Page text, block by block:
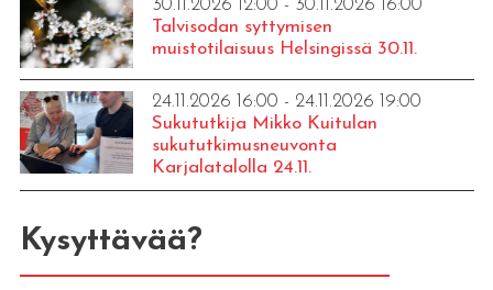
30.11.2026 12:00 - 30.11.2026 16:00
Talvisodan syttymisen
muistotilaisuus Helsingissä 30.11.
24.11.2026 16:00 - 24.11.2026 19:00
Sukututkija Mikko Kuitulan
sukututkimusneuvonta
Karjalatalolla 24.11.
Kysyttävää?